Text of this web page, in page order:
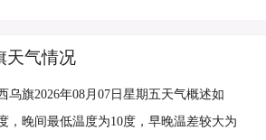
天气情况
乌旗2026年08月07日星期五天气概述如
，晚间最低温度为10度，早晚温差较大为